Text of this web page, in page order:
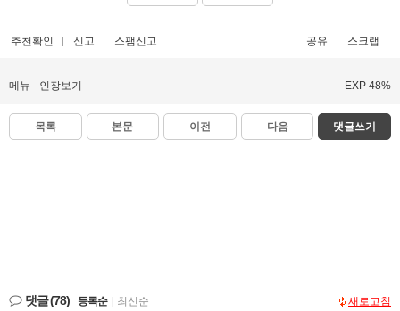
추천확인 신고 스팸신고 공유 스크랩
메뉴 인장보기 EXP 48%
목록 본문 이전 다음 댓글쓰기
댓글(78) 등록순 최신순 새로고침